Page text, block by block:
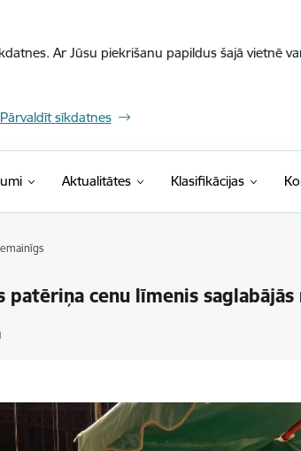
Ar Jūsu piekrišanu papildus šajā vietnē
Pārvaldīt sīkdatnes
Aktualitātes Klasifikācijas(Ārējā
patēriņa cenu līmenis saglabājās